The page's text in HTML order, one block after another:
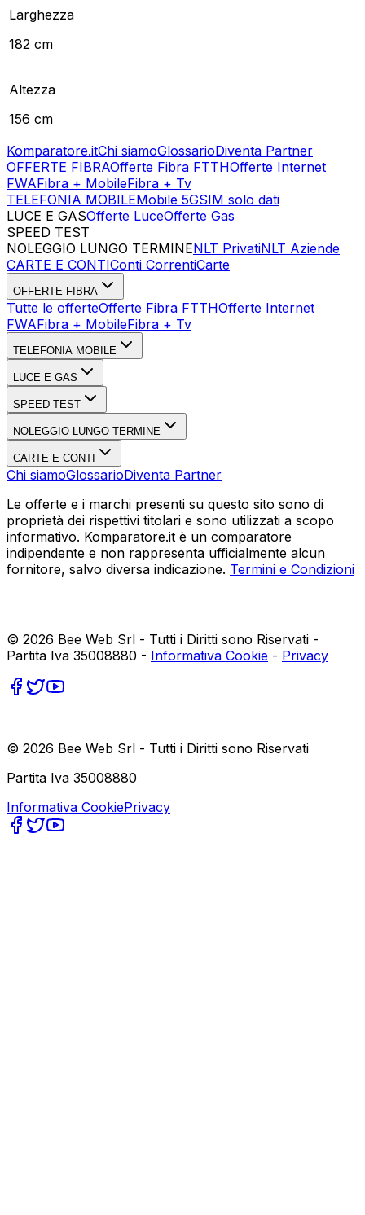
Larghezza
182 cm
Altezza
156 cm
Komparatore.itChi siamoGlossarioDiventa Partner
OFFERTE FIBRAOfferte Fibra FTTHOfferte Internet
FWAFibra + MobileFibra + Tv
TELEFONIA MOBILEMobile 5GSIM solo dati
LUCE E GASOfferte LuceOfferte Gas
SPEED TEST
NOLEGGIO LUNGO TERMINENLT PrivatiNLT Aziende
CARTE E CONTIConti CorrentiCarte
OFFERTE FIBRA
Tutte le offerteOfferte Fibra FTTHOfferte Internet
FWAFibra + MobileFibra + Tv
TELEFONIA MOBILE
LUCE E GAS
SPEED TEST
NOLEGGIO LUNGO TERMINE
CARTE E CONTI
Chi siamoGlossarioDiventa Partner
Le offerte e i marchi presenti su questo sito sono di
proprietà dei rispettivi titolari e sono utilizzati a scopo
informativo. Komparatore.it è un comparatore
indipendente e non rappresenta ufficialmente alcun
fornitore, salvo diversa indicazione. Termini e Condizioni
© 2026 Bee Web Srl - Tutti i Diritti sono Riservati -
Partita Iva 35008880 - Informativa Cookie - Privacy
© 2026 Bee Web Srl - Tutti i Diritti sono Riservati
Partita Iva 35008880
Informativa CookiePrivacy